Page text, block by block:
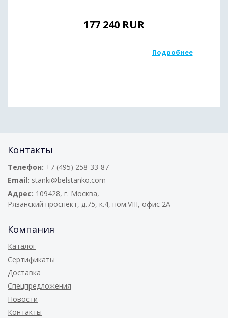
177 240 RUR
Подробнее
Контакты
Телефон: +7 (495) 258-33-87
Email: stanki@belstanko.com
Адрес: 109428, г. Москва,
Рязанский проспект, д.75, к.4, пом.VIII, офис 2А
Компания
Каталог
Сертификаты
Доставка
Спецпредложения
Новости
Контакты